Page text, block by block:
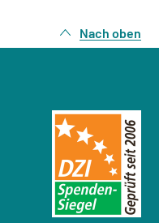
Nach oben